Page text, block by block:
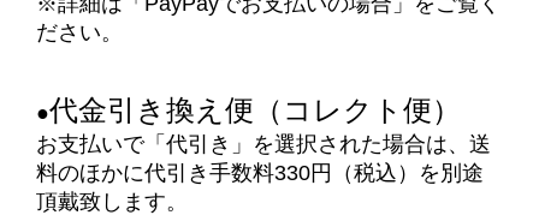
ださい。
●代金引き換え便（コレクト便）
お支払いで「代引き」を選択された場合は、送
料のほかに代引き手数料330円（税込）を別途
頂戴致します。